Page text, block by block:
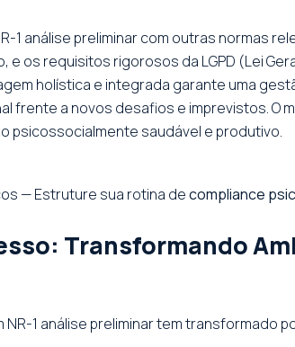
1 análise preliminar com outras normas
os requisitos rigorosos da LGPD (Lei
holística e integrada garante uma
frente a novos desafios e imprevistos. O
psicossocialmente saudável e produtivo.
— Estruture sua rotina decompliance
Transformando
1 análise preliminar tem